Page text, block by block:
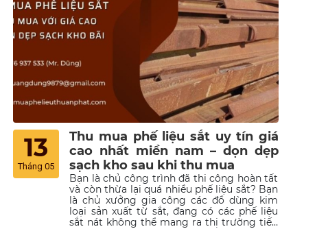
13
Tháng 05
Thu mua phế liệu sắt uy tín giá
cao nhất miền nam – dọn dẹp
sạch kho sau khi thu mua
Bạn là chủ công trình đã thi công hoàn tất
và còn thừa lại quá nhiều phế liệu sắt? Bạn
là chủ xưởng gia công các đồ dùng kim
loại sản xuất từ sắt, đang có các phế liệu
sắt nát không thể mang ra thị trường tiếp